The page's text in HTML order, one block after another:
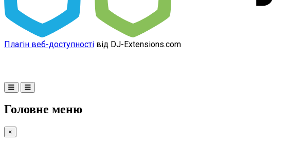
Плагін веб-доступності від DJ-Extensions.com
Головне меню
×